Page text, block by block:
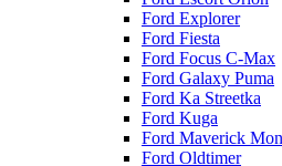
Ford Explorer
Ford Fiesta
Ford Focus C-Max
Ford Galaxy Puma
Ford Ka Streetka
Ford Kuga
Ford Maverick
Ford Oldtimer